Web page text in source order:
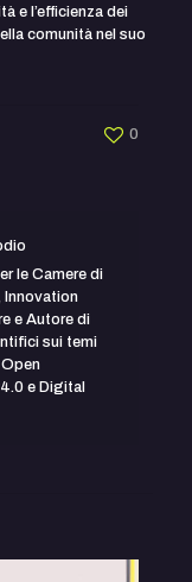
e l’efficienza dei
comunità nel suo
0
le Camere di
Innovation
e Autore di
sui temi
e Digital